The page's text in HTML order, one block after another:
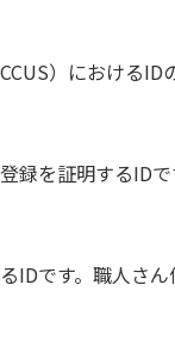
）におけるID
録を証明するID
IDです。職人さ